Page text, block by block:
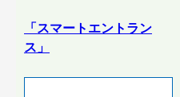
「スマートエントラン
ス」